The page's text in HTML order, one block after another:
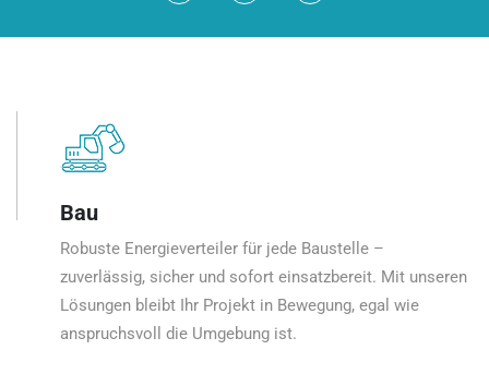
Bau
Robuste Energieverteiler für jede Baustelle –
zuverlässig, sicher und sofort einsatzbereit. Mit unseren
Lösungen bleibt Ihr Projekt in Bewegung, egal wie
anspruchsvoll die Umgebung ist.